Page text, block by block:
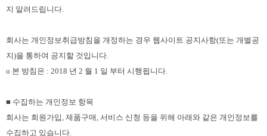
지 알려드립니다.
회사는 개인정보취급방침을 개정하는 경우 웹사이트 공지사항(또는 개별공
지)을 통하여 공지할 것입니다.
ο 본 방침은 : 2018 년 2 월 1 일 부터 시행됩니다.
■ 수집하는 개인정보 항목
회사는 회원가입, 제품구매, 서비스 신청 등을 위해 아래와 같은 개인정보를
수집하고 있습니다.